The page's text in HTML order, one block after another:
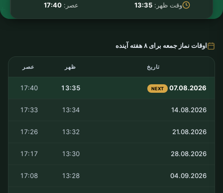
وقت ظهر:13:35 عصر: 17:40
اوقات نماز جمعه برای ۸ هفته آینده
تاریخ ظهر عصر
07.08.2026
NEXT
13:35
17:40
14.08.2026
13:34
17:33
21.08.2026
13:32
17:26
28.08.2026
13:30
17:17
04.09.2026
13:28
17:08